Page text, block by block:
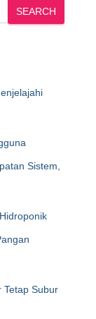
SEARCH
Sistem,
Tetap Subur